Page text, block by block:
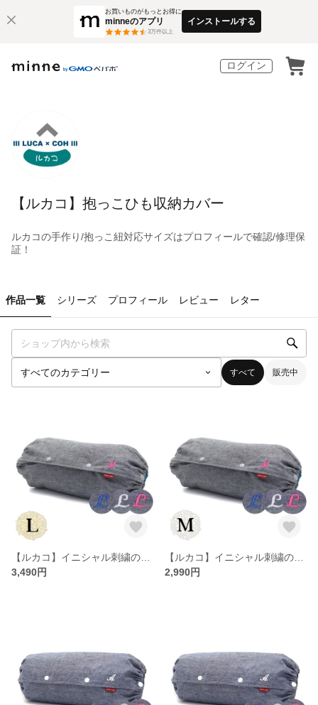
お買いものがもっとお得に
minneのアプリ
3万件以上
インストールする
ログイン
【ルカコ】抱っこひも収納カバー
ルカコの手作り/抱っこ紐対応サイズはプロフィールで確認/修理保
証！
作品一覧 シリーズ プロフィール レビュー レター
すべて 販売中
3,490円
2,990円